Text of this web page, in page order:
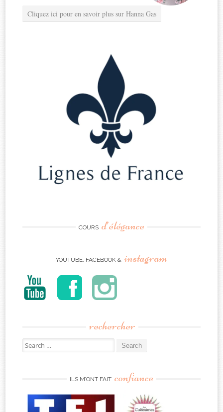
Cliquez ici pour en savoir plus sur Hanna Gas
COURS d’élégance
YOUTUBE, FACEBOOK & instagram
rechercher
Search
for:
ILS M’ONT FAIT confiance